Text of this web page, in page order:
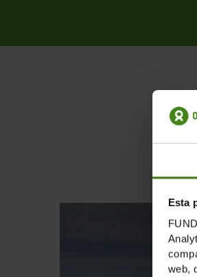
Esta
web,